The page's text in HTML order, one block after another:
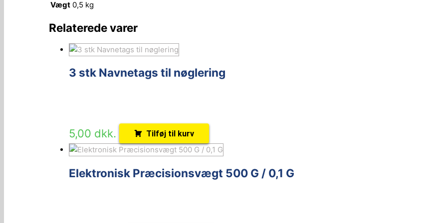
Vægt 0,5 kg
Relaterede varer
3 stk Navnetags til nøglering
5,00 dkk. Tilføj til kurv
Elektronisk Præcisionsvægt 500 G / 0,1 G